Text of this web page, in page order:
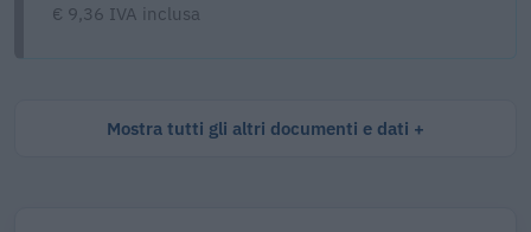
€ 9,36 IVA inclusa
Mostra tutti gli altri documenti e dati